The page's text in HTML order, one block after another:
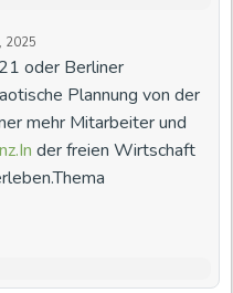
2025
oder Berliner
Plannung von der
mehr Mitarbeiter und
der freien Wirtschaft